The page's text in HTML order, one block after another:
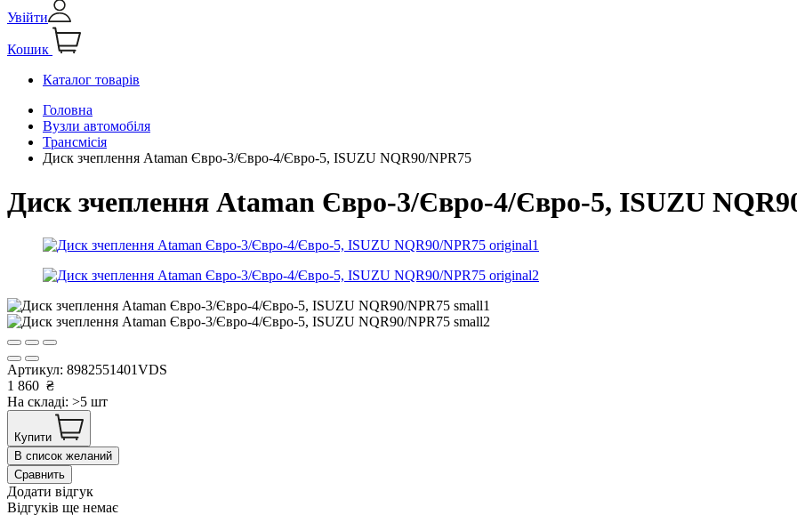
Увійти
Кошик
Каталог товарів
Головна
Вузли автомобіля
Трансмісія
Диск зчеплення Ataman Євро-3/Євро-4/Євро-5, ISUZU NQR90/NPR75
Диск зчеплення Ataman Євро-3/Євро-4/Євро-5, ISUZU
Артикул: 8982551401VDS
1 860 ₴
На складі: >5 шт
Купити
В список желаний
Сравнить
Додати відгук
Відгуків ще немає